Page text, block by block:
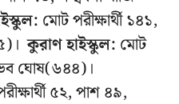
মোট পরীক্ষার্থী ১৪১,
কুরাণ হাইস্কুল: মোট
ঘোষ(৬৪৪)।
৫২, পাশ ৪৯,